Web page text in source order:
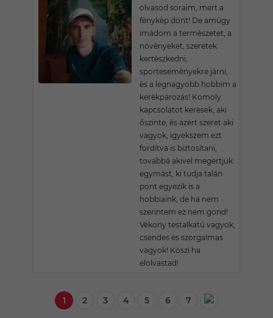
olvasod soraim, mert a
fènykèp dönt! De amúgy
imádom a termèszetet, a
növènyeket, szeretek
kertèszkedni,
sportesemènyekre járni,
ès a legnagyobb hobbim a
kerèkpározás! Komoly
kapcsolatot keresek, aki
őszinte, ès azèrt szeret aki
vagyok, igyekszem ezt
fordítva is biztosítani,
továbbá akivel megèrtjük
egymást, ki tudja talán
pont egyezik is a
hobbiaink, de ha nem
szerintem ez nem gond!
Vèkony testalkatú vagyok,
csendes ès szorgalmas
vagyok! Köszi ha
elolvastad!
1 2 3 4 5 6 7